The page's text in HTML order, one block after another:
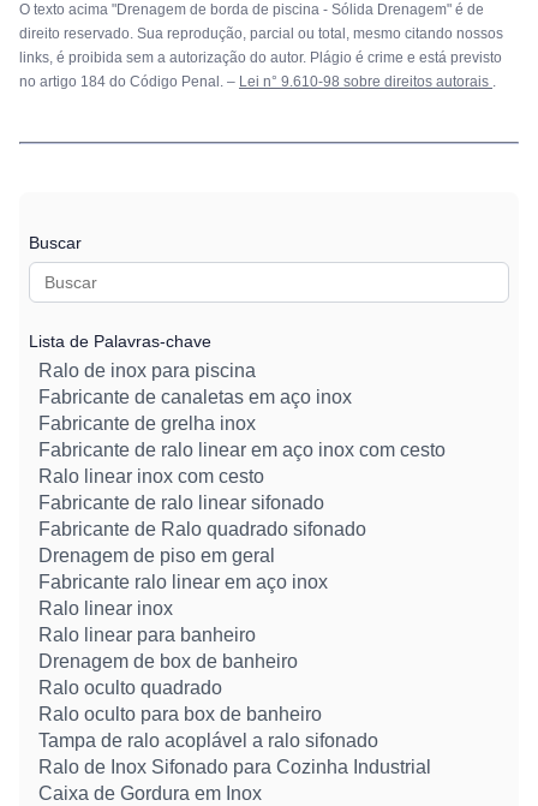
O texto acima "Drenagem de borda de piscina - Sólida Drenagem" é de
direito reservado. Sua reprodução, parcial ou total, mesmo citando nossos
links, é proibida sem a autorização do autor. Plágio é crime e está previsto
no artigo 184 do Código Penal. – Lei n° 9.610-98 sobre direitos autorais .
Buscar
Lista de Palavras-chave
Ralo de inox para piscina
Fabricante de canaletas em aço inox
Fabricante de grelha inox
Fabricante de ralo linear em aço inox com cesto
Ralo linear inox com cesto
Fabricante de ralo linear sifonado
Fabricante de Ralo quadrado sifonado
Drenagem de piso em geral
Fabricante ralo linear em aço inox
Ralo linear inox
Ralo linear para banheiro
Drenagem de box de banheiro
Ralo oculto quadrado
Ralo oculto para box de banheiro
Tampa de ralo acoplável a ralo sifonado
Ralo de Inox Sifonado para Cozinha Industrial
Caixa de Gordura em Inox